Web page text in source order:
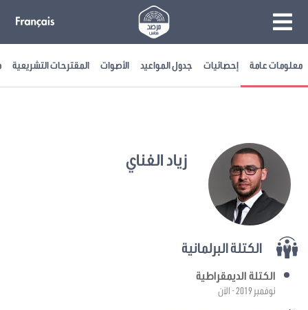
معلومات عامة إحصائيات جدول المواعيد الأصوات المقترحات التشريعية
زياد الغناي
الكتلة البرلمانية
الكتلة الديمقراطية
نوفمبر 2019 - الآن